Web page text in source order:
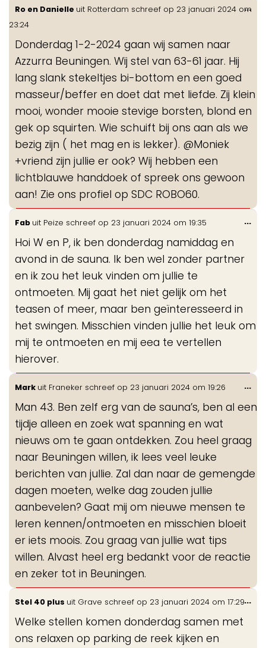
Ro en Danielle uit Rotterdam schreef op 23 januari 2024 om
23:24
Donderdag 1-2-2024 gaan wij samen naar
Azzurra Beuningen. Wij stel van 63-61 jaar. Hij
lang slank stekeltjes bi-bottom en een goed
masseur/beffer en doet dat met liefde. Zij klein
mooi, wonder mooie stevige borsten, blond en
gek op squirten. Wie schuift bij ons aan als we
bezig zijn ( het mag en is lekker). @Moniek
+vriend zijn jullie er ook? Wij hebben een
lichtblauwe handdoek of spreek ons gewoon
aan! Zie ons profiel op SDC ROBO60.
...
Fab uit Peize schreef op 23 januari 2024 om 19:35
Hoi W en P, ik ben donderdag namiddag en
avond in de sauna. Ik ben wel zonder partner
en ik zou het leuk vinden om jullie te
ontmoeten. Mij gaat het niet gelijk om het
teasen of meer, maar ben geïnteresseerd in
het swingen. Misschien vinden jullie het leuk om
mij te ontmoeten en mij eea te vertellen
hierover.
...
Mark uit Franeker schreef op 23 januari 2024 om 19:26
Man 43. Ben zelf erg van de sauna’s, ben al een
tijdje alleen en zoek wat spanning en wat
nieuws om te gaan ontdekken. Zou heel graag
naar Beuningen willen, ik lees veel leuke
berichten van jullie. Zal dan naar de gemengde
dagen moeten, welke dag zouden jullie
aanbevelen? Gaat mij om nieuwe mensen te
leren kennen/ontmoeten en misschien bloeit
er iets moois. Zou graag van jullie wat tips
willen. Alvast heel erg bedankt voor de reactie
en zeker tot in Beuningen.
...
Stel 40 plus uit Grave schreef op 23 januari 2024 om 17:29
Welke stellen komen donderdag samen met
ons relaxen op parking de reek kijken en
...